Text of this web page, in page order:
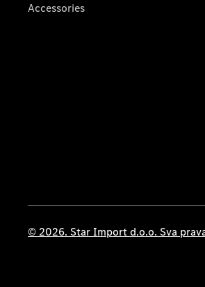
Accessories
© 2026. Star Import d.o.o. Sva